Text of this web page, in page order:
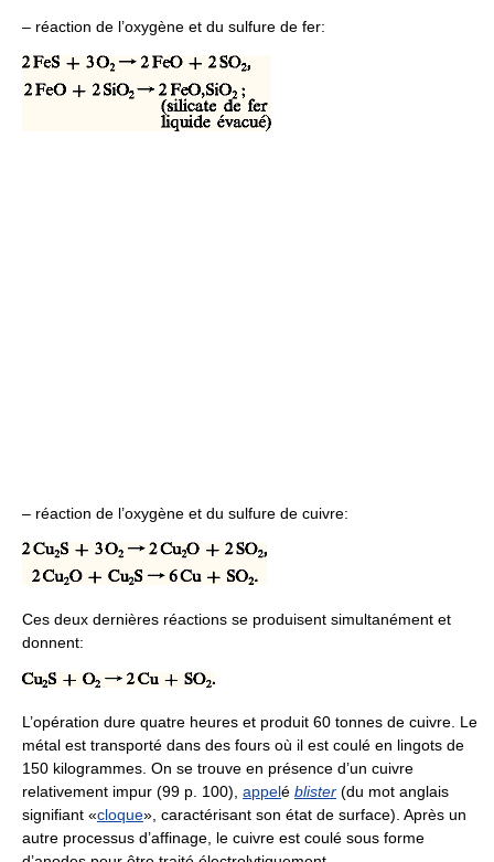
– réaction de l’oxygène et du sulfure de fer:
– réaction de l’oxygène et du sulfure de cuivre:
Ces deux dernières réactions se produisent simultanément et
donnent:
L’opération dure quatre heures et produit 60 tonnes de cuivre. Le
métal est transporté dans des fours où il est coulé en lingots de
150 kilogrammes. On se trouve en présence d’un cuivre
relativement impur (99 p. 100), appelé blister (du mot anglais
signifiant «cloque», caractérisant son état de surface). Après un
autre processus d’affinage, le cuivre est coulé sous forme